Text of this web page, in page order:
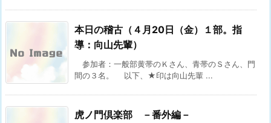
本日の稽古（４月20日（金）１部。指
導：向山先輩）
参加者：一般部黄帯のＫさん、青帯のＳさん、門
間の３名。 以下、★印は向山先輩 ...
虎ノ門倶楽部 －番外編－